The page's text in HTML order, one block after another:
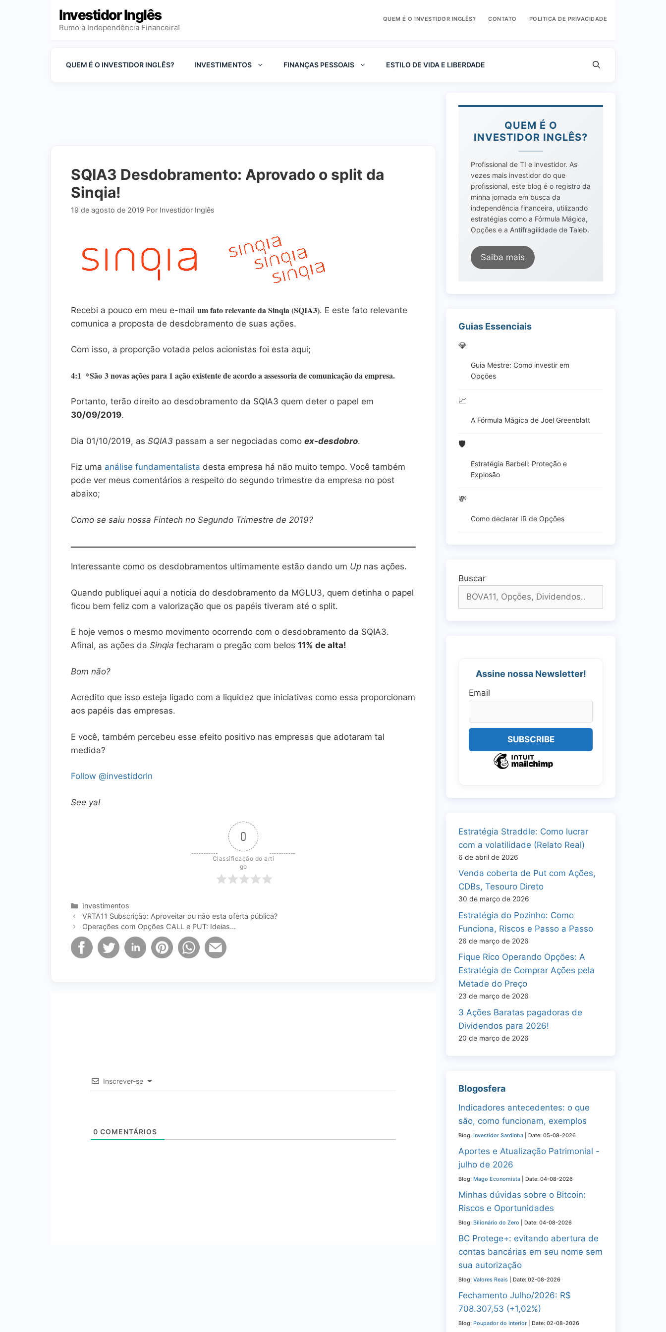
Investidor Inglês
Rumo à Independência Financeira!
QUEM É O INVESTIDOR INGLÊS? CONTATO POLITICA DE PRIVACIDADE
QUEM É O INVESTIDOR INGLÊS? INVESTIMENTOS FINANÇAS PESSOAIS ESTILO DE VIDA E LIBERDADE
SQIA3 Desdobramento: Aprovado o split da
Sinqia!
19 de agosto de 2019 Por Investidor Inglês
Recebi a pouco em meu e-mail um fato relevante da Sinqia (SQIA3). E este fato relevante
comunica a proposta de desdobramento de suas ações.
Com isso, a proporção votada pelos acionistas foi esta aqui;
4:1 *São 3 novas ações para 1 ação existente de acordo a assessoria de comunicação da empresa.
Portanto, terão direito ao desdobramento da SQIA3 quem deter o papel em
30/09/2019.
Dia 01/10/2019, as SQIA3 passam a ser negociadas como ex-desdobro.
Fiz uma análise fundamentalista desta empresa há não muito tempo. Você também
pode ver meus comentários a respeito do segundo trimestre da empresa no post
abaixo;
Como se saiu nossa Fintech no Segundo Trimestre de 2019?
Interessante como os desdobramentos ultimamente estão dando um Up nas ações.
Quando publiquei aqui a noticia do desdobramento da MGLU3, quem detinha o papel
ficou bem feliz com a valorização que os papéis tiveram até o split.
E hoje vemos o mesmo movimento ocorrendo com o desdobramento da SQIA3.
Afinal, as ações da Sinqia fecharam o pregão com belos 11% de alta!
Bom não?
Acredito que isso esteja ligado com a liquidez que iniciativas como essa proporcionam
aos papéis das empresas.
E você, também percebeu esse efeito positivo nas empresas que adotaram tal
medida?
Follow @investidorIn
See ya!
0
Classificação do arti
go
Categorias
Investimentos
VRTA11 Subscrição: Aproveitar ou não esta oferta pública?
Operações com Opções CALL e PUT: Ideias…
Inscrever-se
0 COMENTÁRIOS
QUEM É O
INVESTIDOR INGLÊS?
Profissional de TI e investidor. As
vezes mais investidor do que
profissional, este blog é o registro da
minha jornada em busca da
independência financeira, utilizando
estratégias como a Fórmula Mágica,
Opções e a Antifragilidade de Taleb.
Saiba mais
Guias Essenciais
💎
Guia Mestre: Como investir em
Opções
📈
A Fórmula Mágica de Joel Greenblatt
🛡️
Estratégia Barbell: Proteção e
Explosão
💸
Como declarar IR de Opções
Buscar
Assine nossa Newsletter!
Email
Estratégia Straddle: Como lucrar
com a volatilidade (Relato Real)
6 de abril de 2026
Venda coberta de Put com Ações,
CDBs, Tesouro Direto
30 de março de 2026
Estratégia do Pozinho: Como
Funciona, Riscos e Passo a Passo
26 de março de 2026
Fique Rico Operando Opções: A
Estratégia de Comprar Ações pela
Metade do Preço
23 de março de 2026
3 Ações Baratas pagadoras de
Dividendos para 2026!
20 de março de 2026
Blogosfera
Indicadores antecedentes: o que
são, como funcionam, exemplos
Blog: Investidor Sardinha Date: 05-08-2026
Aportes e Atualização Patrimonial -
julho de 2026
Blog: Mago Economista Date: 04-08-2026
Minhas dúvidas sobre o Bitcoin:
Riscos e Oportunidades
Blog: Bilionário do Zero Date: 04-08-2026
BC Protege+: evitando abertura de
contas bancárias em seu nome sem
sua autorização
Blog: Valores Reais Date: 02-08-2026
Fechamento Julho/2026: R$
708.307,53 (+1,02%)
Blog: Poupador do Interior Date: 02-08-2026